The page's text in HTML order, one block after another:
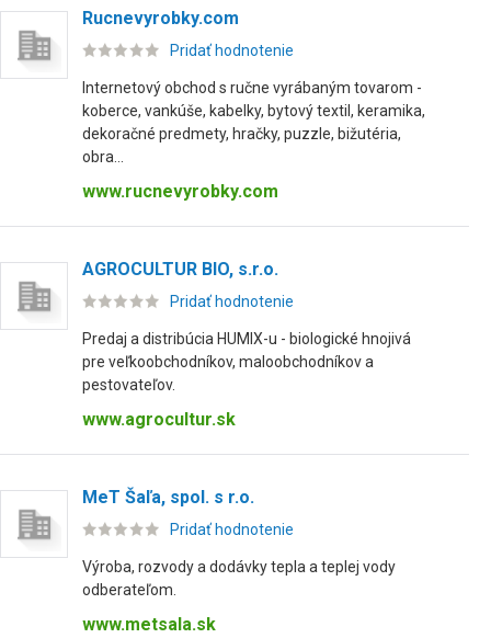
Rucnevyrobky.com
Pridať hodnotenie
Internetový obchod s ručne vyrábaným tovarom -
koberce, vankúše, kabelky, bytový textil, keramika,
dekoračné predmety, hračky, puzzle, bižutéria,
obra...
www.rucnevyrobky.com
AGROCULTUR BIO, s.r.o.
Pridať hodnotenie
Predaj a distribúcia HUMIX-u - biologické hnojivá
pre veľkoobchodníkov, maloobchodníkov a
pestovateľov.
www.agrocultur.sk
MeT Šaľa, spol. s r.o.
Pridať hodnotenie
Výroba, rozvody a dodávky tepla a teplej vody
odberateľom.
www.metsala.sk